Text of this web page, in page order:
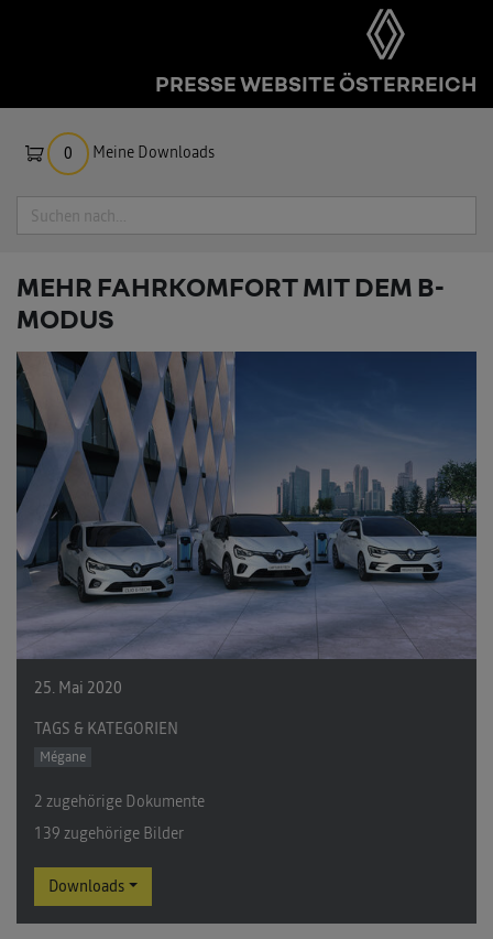
PRESSE WEBSITE ÖSTERREICH
0 Meine Downloads
Suche
MEHR FAHRKOMFORT MIT DEM B-
MODUS
25. Mai 2020
TAGS & KATEGORIEN
Mégane
2 zugehörige Dokumente
139 zugehörige Bilder
Downloads